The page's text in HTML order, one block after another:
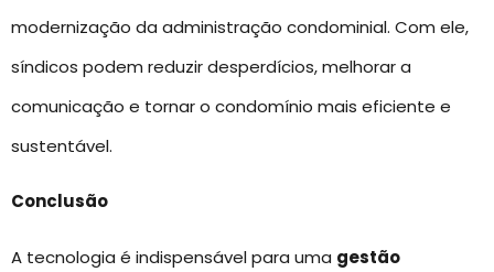
modernização da administração condominial. Com ele,
síndicos podem reduzir desperdícios, melhorar a
comunicação e tornar o condomínio mais eficiente e
sustentável.
Conclusão
A tecnologia é indispensável para uma gestão